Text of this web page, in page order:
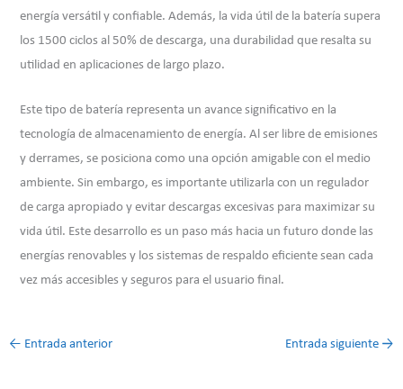
energía versátil y confiable. Además, la vida útil de la batería supera
los 1500 ciclos al 50% de descarga, una durabilidad que resalta su
utilidad en aplicaciones de largo plazo.
Este tipo de batería representa un avance significativo en la
tecnología de almacenamiento de energía. Al ser libre de emisiones
y derrames, se posiciona como una opción amigable con el medio
ambiente. Sin embargo, es importante utilizarla con un regulador
de carga apropiado y evitar descargas excesivas para maximizar su
vida útil. Este desarrollo es un paso más hacia un futuro donde las
energías renovables y los sistemas de respaldo eficiente sean cada
vez más accesibles y seguros para el usuario final.
← Entrada anterior Entrada siguiente →